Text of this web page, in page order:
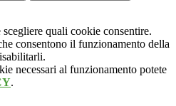
quali cookie consentire.
consentono il funzionamento della
necessari al funzionamento potete
.